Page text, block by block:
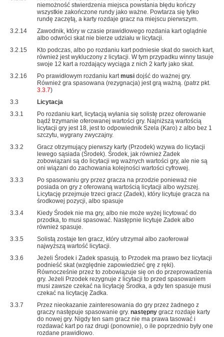
niemożność stwierdzenia miejsca powstania błędu kończy
wszystkie zakończone rundy jako ważne. Powtarza się tylko
rundę zaczętą, a karty rozdaje gracz na miejscu pierwszym.
3.2.14
Zawodnik, który w czasie prawidłowego rozdania kart oglądnie
albo odwróci skat nie bierze udziału w licytacji.
3.2.15
Kto podczas, albo po rozdaniu kart podniesie skat do swoich kart,
również jest wykluczony z licytacji. W tym przypadku winny tasuje
swoje 12 kart a rozdający wyciąga z nich 2 karty jako skat.
3.2.16
Po prawidłowym rozdaniu kartmusi dojść do ważnej gry.
Również gra spasowana (rezygnacja) jest grą ważną. (patrz pkt.
3.3.7)
3.3
Licytacja
3.3.1
Po rozdaniu kart, licytacją wyłania się solistę przez oferowanie
bądź trzymanie oferowanej wartości gry. Najniższą wartością
licytacji gry jest 18, jest to odpowiednik Szela (Karo) z albo bez 1
szczytu, wygrany zwyczajny.
3.3.2
Gracz otrzymujący pierwszy karty (Przodek) wzywa do licytacji
lewego sąsiada (Środek). Środek, jak również Zadek
zobowiązani są do licytacji wg ważnych wartości gry, ale nie są
oni wiązani do zachowania kolejności wartości cyfrowej.
3.3.3
Po spasowaniu gry przez gracza na przodzie ponieważ nie
posiada on gry z oferowaną wartością licytacji albo wyższej.
Licytację przejmuje trzeci gracz (Zadek), który licytuje gracza na
środkowej pozycji, albo spasuje
3.3.4
Kiedy Środek nie ma gry, albo nie może wyżej licytować do
przodka, to musi spasować. Następnie licytuje Zadek albo
również spasuje.
3.3.5
Solistą zostaje ten gracz, który utrzymał albo zaoferował
najwyższą wartość licytacji.
3.3.6
Jeżeli Środek i Zadek spasują. to Przodek ma prawo bez licytacji
podnieść skat (względnie zapowiedzieć grę z ręki).
Równocześnie przez to zobowiązuje się on do przeprowadzenia
gry. Jeżeli Przodek rezygnuje z licytacji to przed spasowaniem
musi zawsze czekać na licytację Środka, a gdy ten spasuje musi
czekać na licytację Zadka.
3.3.7
Przez nieokazanie zainteresowania do gry przez żadnego z
graczy następuje spasowanie gry. następny gracz rozdaje karty
do nowej gry. Nigdy ten sam gracz nie ma prawa tasować i
rozdawać kart po raz drugi (ponownie), o ile poprzednio były one
rozdane prawidłowo.